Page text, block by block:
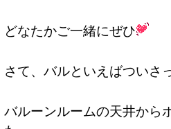
どなたかご一緒にぜひ
さて、バルといえばついさ
バルーンルームの天井から